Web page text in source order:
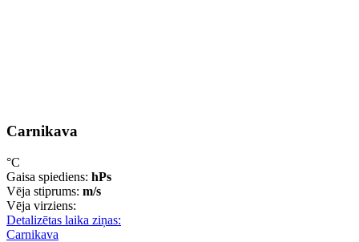
Carnikava
°C
Gaisa spiediens: hPs
Vēja stiprums: m/s
Vēja virziens:
Detalizētas laika ziņas:
Carnikava